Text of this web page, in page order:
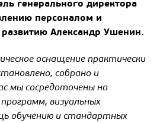
генерального директора
персоналом и
Александр Ушенин.
оснащение практически
собрано и
мы сосредоточены на
визуальных
обучению и стандартных